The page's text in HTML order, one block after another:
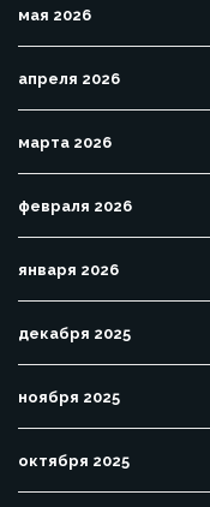
мая 2026
апреля 2026
марта 2026
февраля 2026
января 2026
декабря 2025
ноября 2025
октября 2025